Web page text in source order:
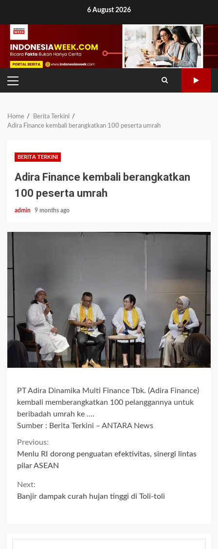
content
6 August 2026
PRIMARY
MENU
Home
Berita Terkini
Adira Finance kembali berangkatkan 100 peserta umrah
BERITA TERKINI
Adira Finance kembali berangkatkan
100 peserta umrah
admin 9 months ago
PT Adira Dinamika Multi Finance Tbk. (Adira Finance)
kembali memberangkatkan 100 pelanggannya untuk
beribadah umrah ke ….
Sumber : Berita Terkini – ANTARA News
Continue
Reading
Previous:
Menlu RI dorong penguatan efektivitas, sinergi lintas
pilar ASEAN
Next:
Banjir dampak curah hujan tinggi di Toli-toli